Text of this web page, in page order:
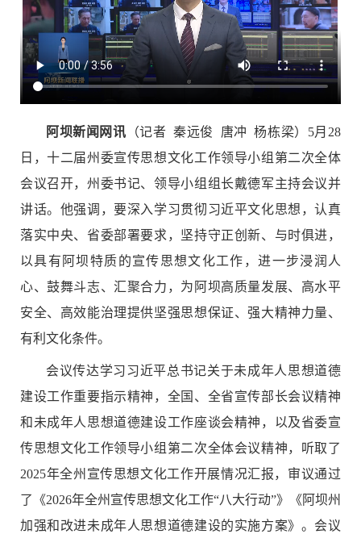
阿坝新闻网讯 （记者 秦远俊 唐冲 杨栋梁）5月28
日，十二届州委宣传思想文化工作领导小组第二次全体
会议召开，州委书记、领导小组组长戴德军主持会议并
讲话。他强调，要深入学习贯彻习近平文化思想，认真
落实中央、省委部署要求，坚持守正创新、与时俱进，
以具有阿坝特质的宣传思想文化工作，进一步浸润人
心、鼓舞斗志、汇聚合力，为阿坝高质量发展、高水平
安全、高效能治理提供坚强思想保证、强大精神力量、
有利文化条件。
会议传达学习习近平总书记关于未成年人思想道德
建设工作重要指示精神，全国、全省宣传部长会议精神
和未成年人思想道德建设工作座谈会精神，以及省委宣
传思想文化工作领导小组第二次全体会议精神，听取了
2025年全州宣传思想文化工作开展情况汇报，审议通过
了《2026年全州宣传思想文化工作“八大行动”》《阿坝州
加强和改进未成年人思想道德建设的实施方案》。会议